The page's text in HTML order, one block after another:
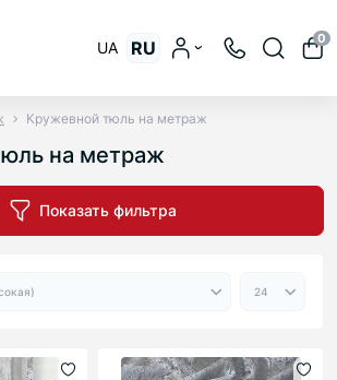
UA RU 0
Кружевной тюль на метраж
на метраж
Показать фильтра